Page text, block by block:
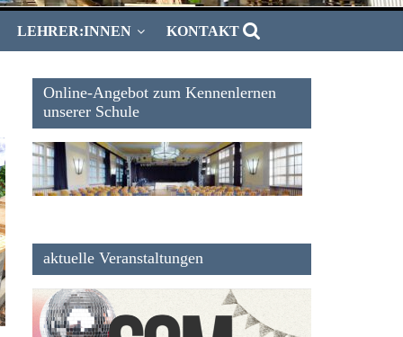
LEHRER:INNEN KONTAKT
Online-Angebot zum Kennenlernen
unserer Schule
aktuelle Veranstaltungen